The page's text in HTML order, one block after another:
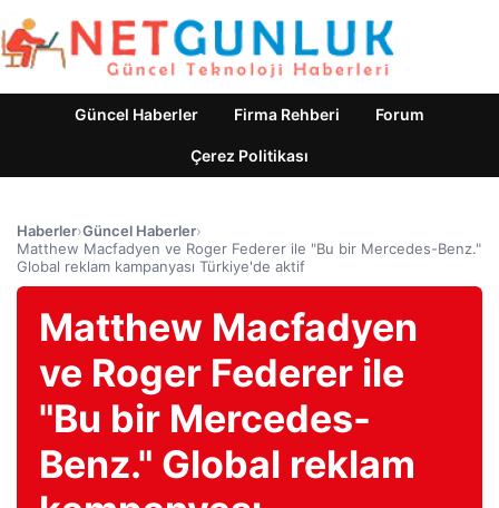
Güncel Haberler Firma Rehberi Forum
Çerez Politikası
Haberler›Güncel Haberler›
Matthew Macfadyen ve Roger Federer ile "Bu bir Mercedes-Benz."
Global reklam kampanyası Türkiye'de aktif
Matthew Macfadyen
ve Roger Federer ile
"Bu bir Mercedes-
Benz." Global reklam